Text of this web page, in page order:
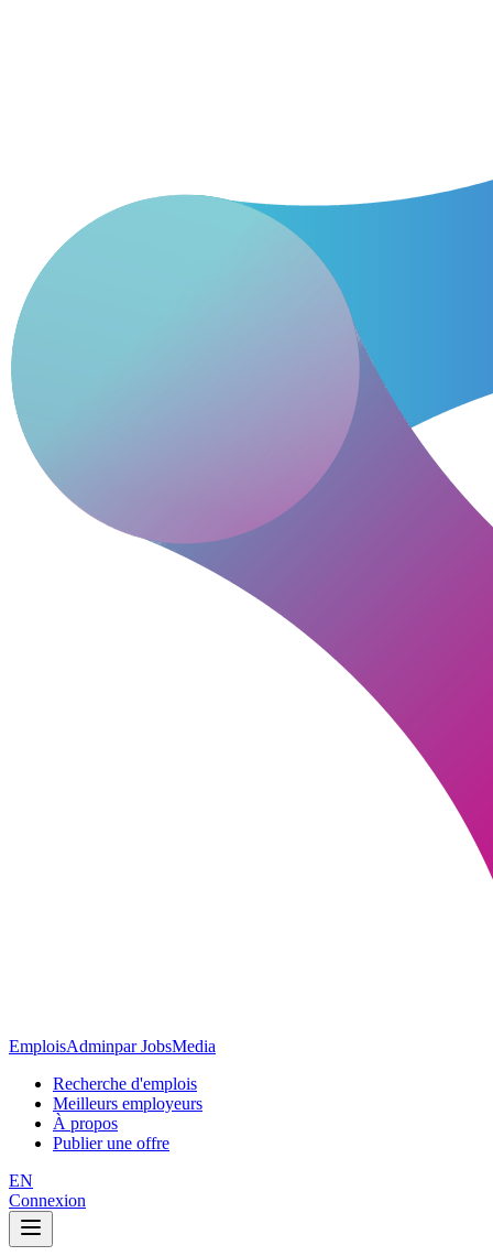
EmploisAdminpar JobsMedia
Recherche d'emplois
Meilleurs employeurs
À propos
Publier une offre
EN
Connexion